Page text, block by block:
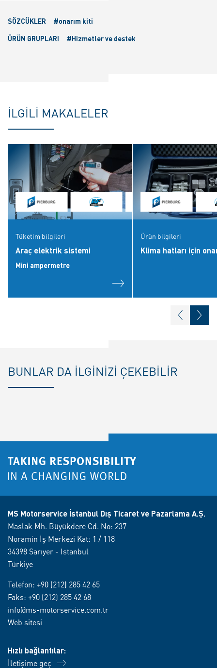
SÖZCÜKLER
#onarım kiti
ÜRÜN GRUPLARI
#Hizmetler ve destek
İLGILI MAKALELER
Tüketim bilgileri
Araç elektrik sistemi
Mini ampermetre
Ürün bilgileri
Klima hatları için
BUNLAR DA ILGINIZI ÇEKEBILIR
MS Motorservice İstanbul Dış Ticaret ve Pazarlama A.Ş.
Maslak Mh. Büyükdere Cd. No: 237
Noramin İş Merkezi Kat: 1 / 118
34398 Sarıyer - Istanbul
Türkiye
Telefon: +90 (212) 285 42 65
Faks: +90 (212) 285 42 68
info@ms-motorservice.com.tr
Web sitesi
Hızlı bağlantılar:
İletişime geç